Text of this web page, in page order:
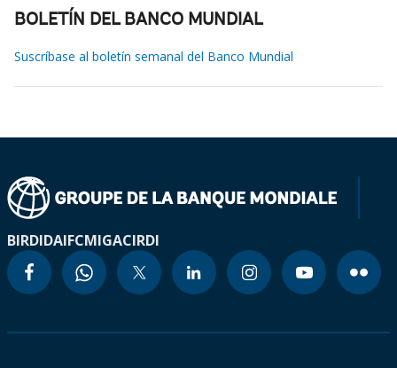
BOLETÍN DEL BANCO MUNDIAL
Suscríbase al boletín semanal del Banco Mundial
BIRDIDAIFCMIGACIRDI